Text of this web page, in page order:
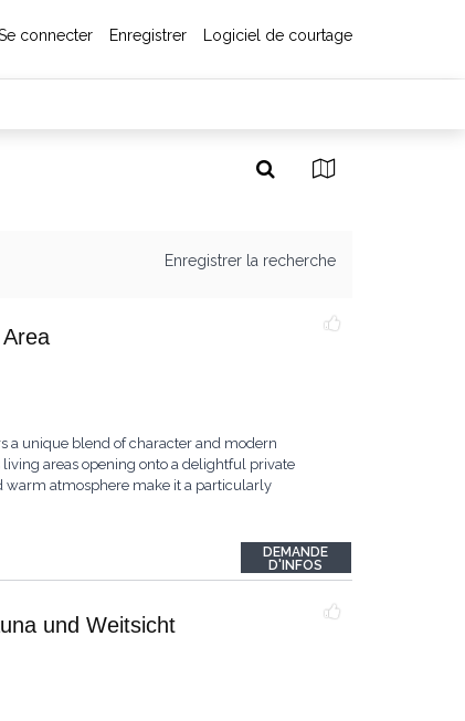
connecter Enregistrer Logiciel de courtage
Enregistrer la recherche
a unique blend of character and modern
areas opening onto a delightful private
warm atmosphere make it a particularly
DEMANDE
D'INFOS
und Weitsicht